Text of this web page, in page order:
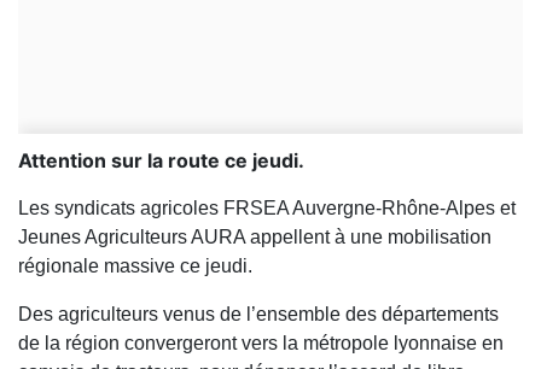
Attention sur la route ce jeudi.
Les syndicats agricoles FRSEA Auvergne-Rhône-Alpes et
Jeunes Agriculteurs AURA appellent à une mobilisation
régionale massive ce jeudi.
Des agriculteurs venus de l’ensemble des départements
de la région convergeront vers la métropole lyonnaise en